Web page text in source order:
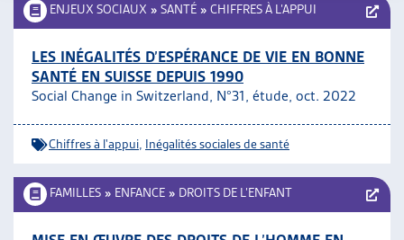
ENJEUX SOCIAUX » SANTÉ » CHIFFRES À L’APPUI
LES INÉGALITÉS D’ESPÉRANCE DE VIE EN BONNE
SANTÉ EN SUISSE DEPUIS 1990
Social Change in Switzerland, N°31, étude, oct. 2022
Chiffres à l'appui Inégalités sociales de santé
FAMILLES » ENFANCE » DROITS DE L’ENFANT